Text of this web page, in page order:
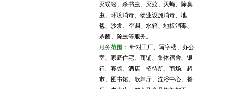
灭蜈蚣、杀书虫、灭蚊、灭蝇、除臭
虫、环境消毒、物业设施消毒、地
毯、沙发、空调、水箱、地板消毒、
杀菌、除虫等服务。
服务范围： 针对工厂、写字楼、办公
室、家庭住宅、商铺、集体宿舍、银
行、宾馆、酒店、招待所、商场、超
市、图书馆、歌舞厅、洗浴中心、餐